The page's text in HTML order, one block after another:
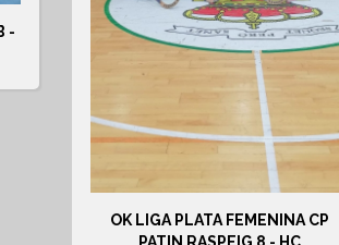
-
OK LIGA PLATA FEMENINA CP
PATIN RASPEIG 8 - HC